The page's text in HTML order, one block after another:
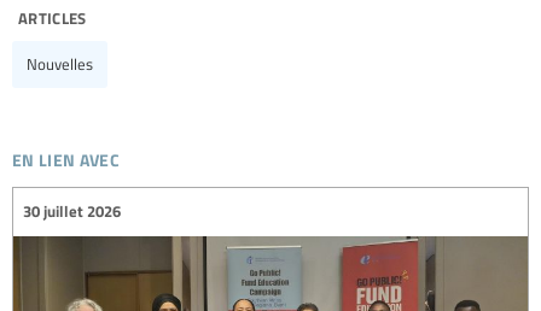
articles
Nouvelles
en lien avec
30 juillet 2026